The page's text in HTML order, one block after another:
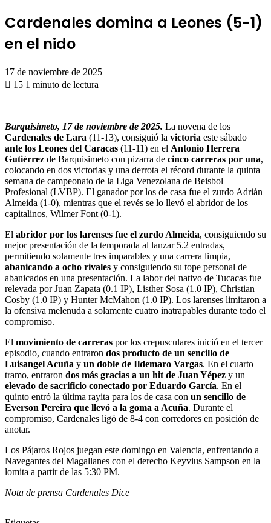
Cardenales domina a Leones (5-1)
en el nido
17 de noviembre de 2025
15 1 minuto de lectura
Barquisimeto, 17 de noviembre de 2025. La novena de los
Cardenales de Lara (11-13), consiguió la victoria este sábado
ante los Leones del Caracas (11-11) en el Antonio Herrera
Gutiérrez de Barquisimeto con pizarra de cinco carreras por una,
colocando en dos victorias y una derrota el récord durante la quinta
semana de campeonato de la Liga Venezolana de Beisbol
Profesional (LVBP). El ganador por los de casa fue el zurdo Adrián
Almeida (1-0), mientras que el revés se lo llevó el abridor de los
capitalinos, Wilmer Font (0-1).
El abridor por los larenses fue el zurdo Almeida, consiguiendo su
mejor presentación de la temporada al lanzar 5.2 entradas,
permitiendo solamente tres imparables y una carrera limpia,
abanicando a ocho rivales y consiguiendo su tope personal de
abanicados en una presentación. La labor del nativo de Tucacas fue
relevada por Juan Zapata (0.1 IP), Listher Sosa (1.0 IP), Christian
Cosby (1.0 IP) y Hunter McMahon (1.0 IP). Los larenses limitaron a
la ofensiva melenuda a solamente cuatro inatrapables durante todo el
compromiso.
El movimiento de carreras por los crepusculares inició en el tercer
episodio, cuando entraron dos producto de un sencillo de
Luisangel Acuña y un doble de Ildemaro Vargas. En el cuarto
tramo, entraron dos más gracias a un hit de Juan Yépez y un
elevado de sacrificio conectado por Eduardo García. En el
quinto entró la última rayita para los de casa con un sencillo de
Everson Pereira que llevó a la goma a Acuña. Durante el
compromiso, Cardenales ligó de 8-4 con corredores en posición de
anotar.
Los Pájaros Rojos juegan este domingo en Valencia, enfrentando a
Navegantes del Magallanes con el derecho Keyvius Sampson en la
lomita a partir de las 5:30 PM.
Nota de prensa Cardenales Dice